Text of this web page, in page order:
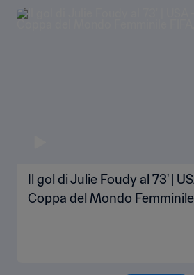
Il gol di Julie Foudy al 73' |
Coppa del Mondo Femminile